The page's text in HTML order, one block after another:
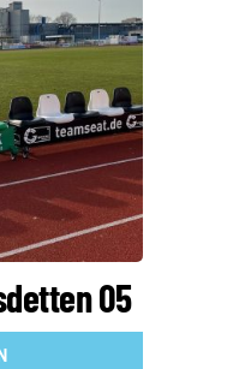
05